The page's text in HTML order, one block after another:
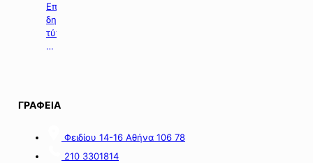
ενίσχυσης
σε
επιχειρήσεις
της
Σαμοθράκης».
Επιλογή
δημοσιευμάτων
τύπου
της
ΓΡΑΦΕΙΑ
Φειδίου 14-16 Αθήνα 106 78
210 3301814